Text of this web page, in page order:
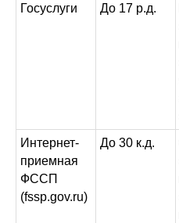
Госуслуги До 17 р.д.
Интернет-
приемная
ФССП
(fssp.gov.ru)
До 30 к.д.